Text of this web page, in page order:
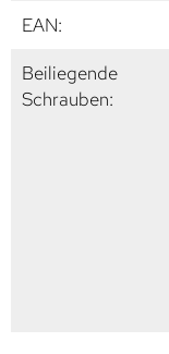
EAN:
Beiliegende
Schrauben: